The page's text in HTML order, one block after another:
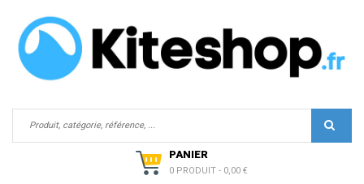
PANIER
0 PRODUIT - 0,00 €